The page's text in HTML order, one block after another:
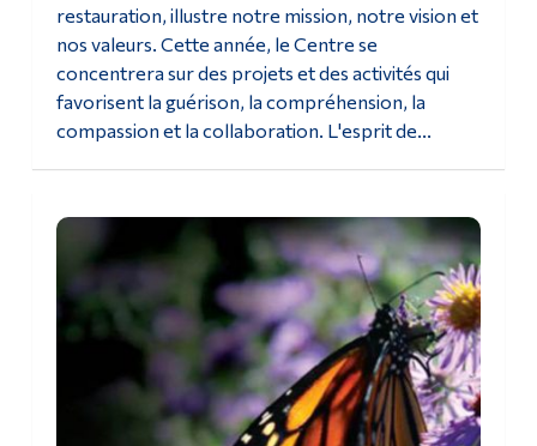
restauration, illustre notre mission, notre vision et
nos valeurs. Cette année, le Centre se
concentrera sur des projets et des activités qui
favorisent la guérison, la compréhension, la
compassion et la collaboration. L'esprit de...